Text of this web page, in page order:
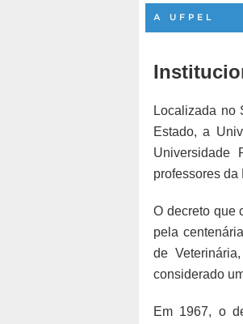
A UFPEL
Localizada no
Estado, a
Universidade
professores
O decreto que
pela
de
considerado
Em 1967, o